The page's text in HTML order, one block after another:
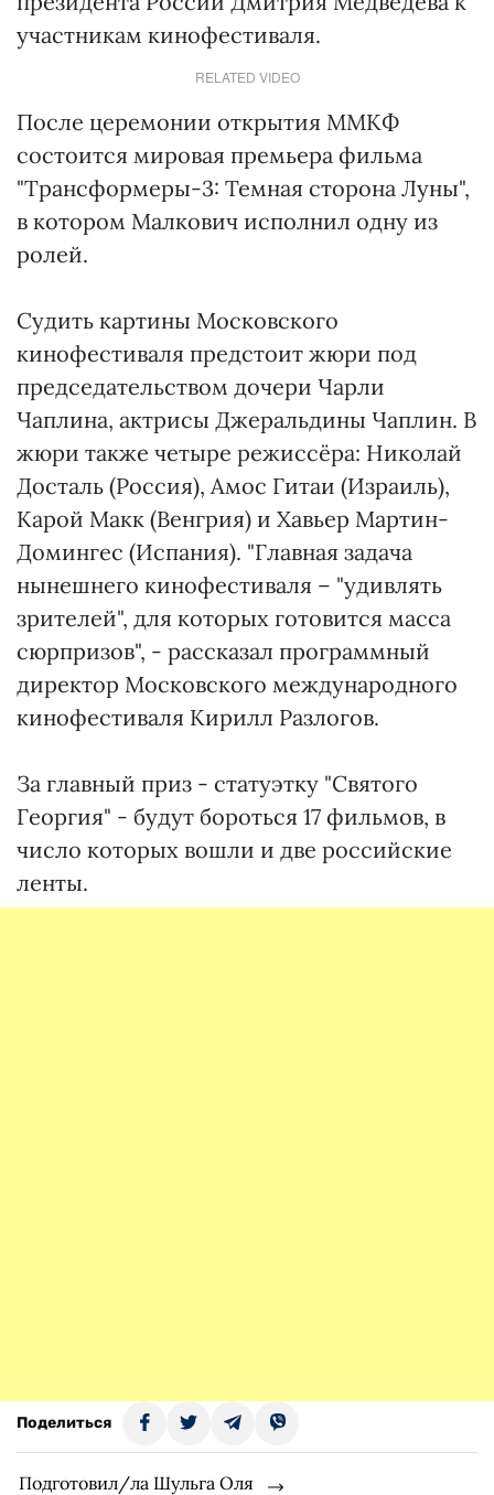
участникам кинофестиваля.
RELATED VIDEO
После церемонии открытия ММКФ
состоится мировая премьера фильма
"Трансформеры-3: Темная сторона Луны",
в котором Малкович исполнил одну из
ролей.
Судить картины Московского
кинофестиваля предстоит жюри под
председательством дочери Чарли
Чаплина, актрисы Джеральдины Чаплин. В
жюри также четыре режиссёра: Николай
Досталь (Россия), Амос Гитаи (Израиль),
Карой Макк (Венгрия) и Хавьер Мартин-
Домингес (Испания). "Главная задача
нынешнего кинофестиваля – "удивлять
зрителей", для которых готовится масса
сюрпризов", - рассказал программный
директор Московского международного
кинофестиваля Кирилл Разлогов.
За главный приз - статуэтку "Святого
Георгия" - будут бороться 17 фильмов, в
число которых вошли и две российские
ленты.
Поделиться
Подготовил/ла Шульга Оля